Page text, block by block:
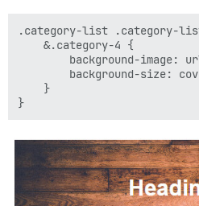
.category-list .category-
    &.category-4 {
background-image:
background-size:
    }